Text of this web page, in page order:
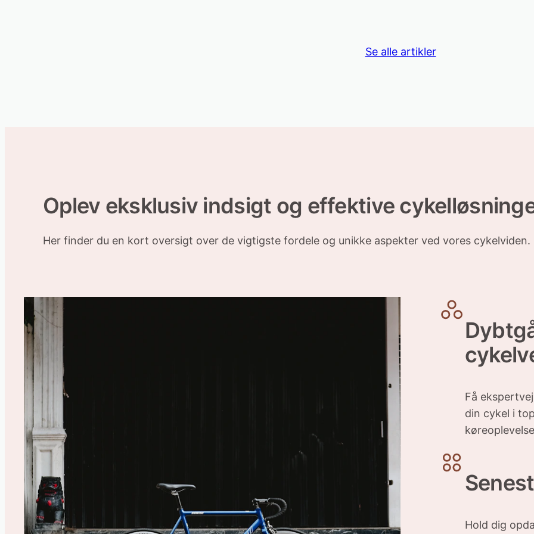
Se alle artikler
Oplev eksklusiv indsigt og effektive
Her finder du en kort oversigt over de vigtigste fordele og unikke aspekter ved vores cykelviden.
Få
din cykel i
Hold dig